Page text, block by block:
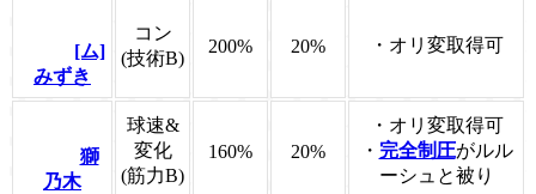
[ム]
みずき
コン
(技術B)
200% 20% ・オリ変取得可
獅
乃木
球速&
変化
(筋力B)
160% 20%
・オリ変取得可
・ 完全制圧がルル
ーシュと被り